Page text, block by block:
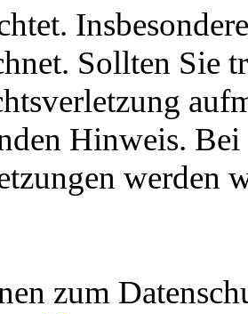
Sollten Sie
Hinweis.
werden
zum